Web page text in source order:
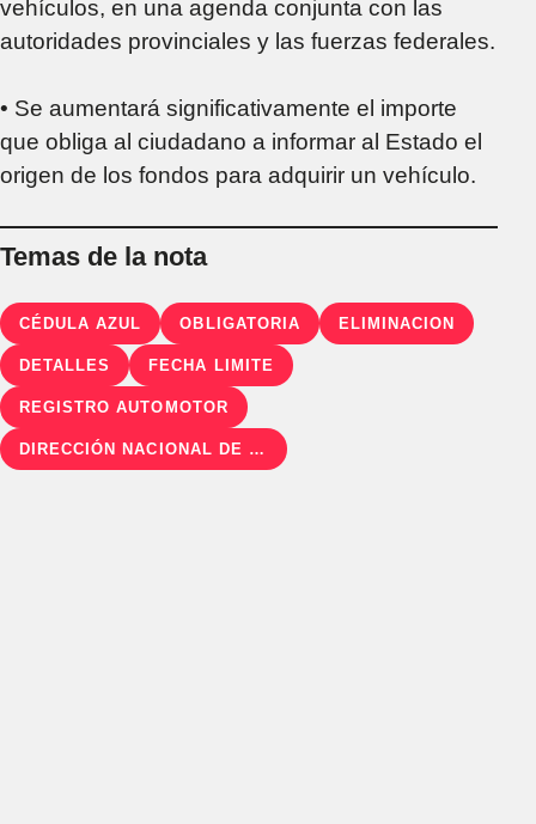
vehículos, en una agenda conjunta con las
autoridades provinciales y las fuerzas federales.
• Se aumentará significativamente el importe
que obliga al ciudadano a informar al Estado el
origen de los fondos para adquirir un vehículo.
Temas de la nota
CÉDULA AZUL OBLIGATORIA ELIMINACION
DETALLES FECHA LIMITE
REGISTRO AUTOMOTOR
DIRECCIÓN NACIONAL DE REGISTRO AUTOMOTOR (DNRPA)